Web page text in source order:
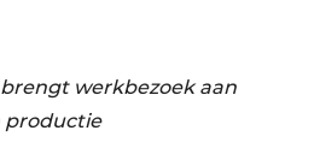
werkbezoek aan
productie